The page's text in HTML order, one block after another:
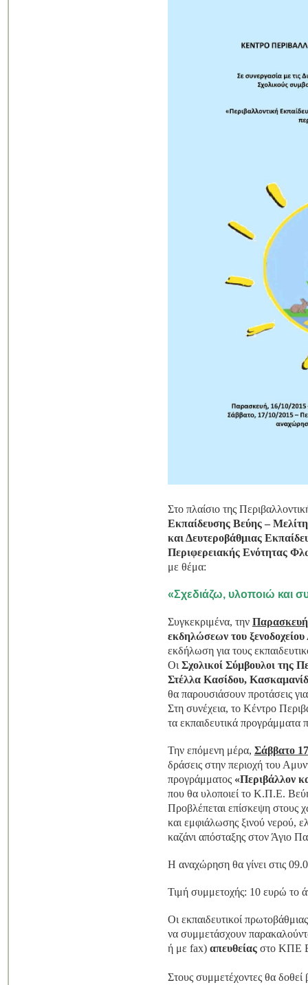
Στο πλαίσιο της
Εκπαίδευσης Βεύης –
και Δευτεροβάθμιας
Περιφερειακής Ενότητας
με θέμα:
«Σχεδιάζω, υλοποιώ και
Συγκεκριμένα, την
εκδηλώσεων του
εκδήλωση για τους
ΟιΣχολικοί Σύμβουλοι της
Στέλλα Κασίδου,
θα παρουσιάσουν προτάσεις
Στη συνέχεια, το Κέντρο
τα εκπαιδευτικά προγράμματα
Την επόμενη μέρα, Σάββατο
δράσεις στην περιοχή του
προγράμματος «Περιβάλλον
που θα υλοποιεί το Κ.Π.Ε.
Προβλέπεται επίσκεψη στους
και εμφιάλωσης ξινού νερού,
καζάνι απόσταξης στον Άγιο
Η αναχώρηση θα γίνει στις
Τιμή συμμετοχής: 10 ευρώ το
Οι εκπαιδευτικοί
να συμμετάσχουν
ή με fax) απευθείαςστο ΚΠΕ
Στους συμμετέχοντες θα δοθεί